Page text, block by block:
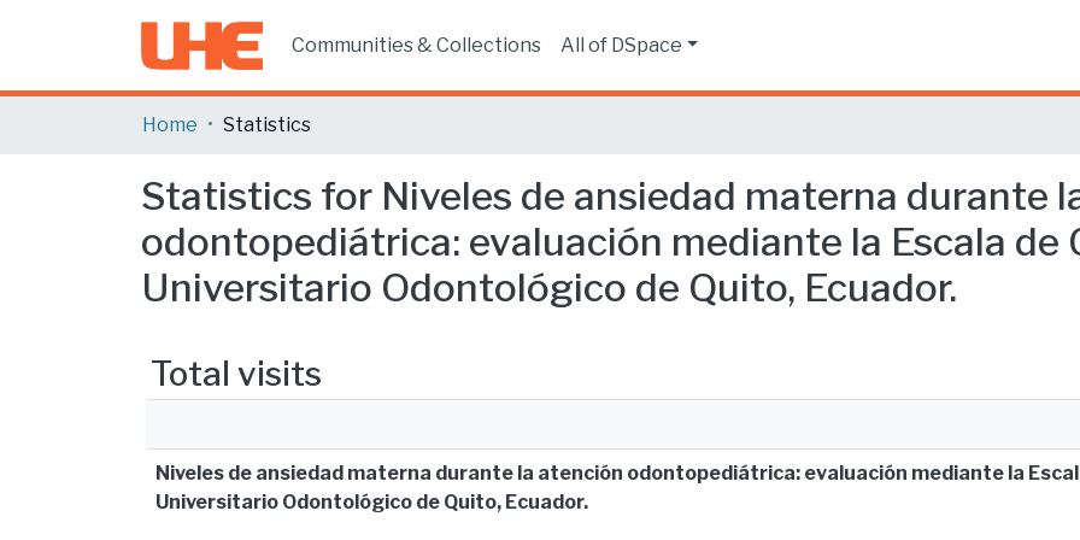
Communities & Collections All of DSpace
Home Statistics
Statistics for Niveles de ansiedad materna durante
odontopediátrica: evaluación mediante la Escala de
Universitario Odontológico de Quito, Ecuador.
Total visits
Niveles de ansiedad materna durante la atención odontopediátrica: evaluación mediante la
Universitario Odontológico de Quito, Ecuador.